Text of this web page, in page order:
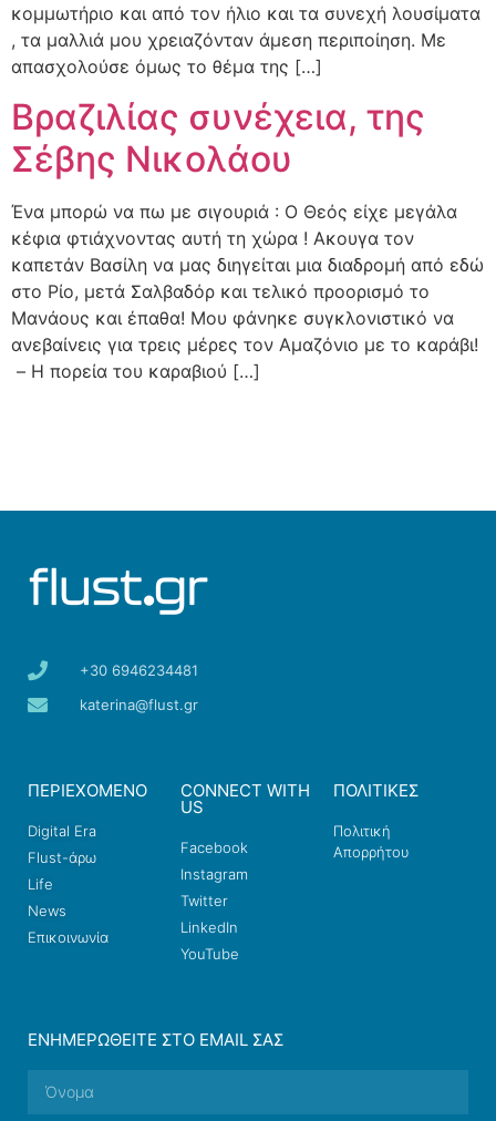
κομμωτήριο και από τον ήλιο και τα συνεχή λουσίματα
, τα μαλλιά μου χρειαζόνταν άμεση περιποίηση. Με
απασχολούσε όμως το θέμα της […]
Βραζιλίας συνέχεια, της
Σέβης Νικολάου
Ένα μπορώ να πω με σιγουριά : Ο Θεός είχε μεγάλα
κέφια φτιάχνοντας αυτή τη χώρα ! Ακουγα τον
καπετάν Βασίλη να μας διηγείται μια διαδρομή από εδώ
στο Ρίο, μετά Σαλβαδόρ και τελικό προορισμό το
Μανάους και έπαθα! Μου φάνηκε συγκλονιστικό να
ανεβαίνεις για τρεις μέρες τον Αμαζόνιο με το καράβι!
– Η πορεία του καραβιού […]
+30 6946234481
katerina@flust.gr
ΠΕΡΙΕΧΟΜΕΝΟ
Digital Era
Flust-άρω
Life
News
Επικοινωνία
CONNECT WITH
US
Facebook
Instagram
Twitter
LinkedIn
YouTube
ΠΟΛΙΤΙΚΕΣ
Πολιτική
Απορρήτου
ΕΝΗΜΕΡΩΘΕΊΤΕ ΣΤΟ EMAIL ΣΑΣ